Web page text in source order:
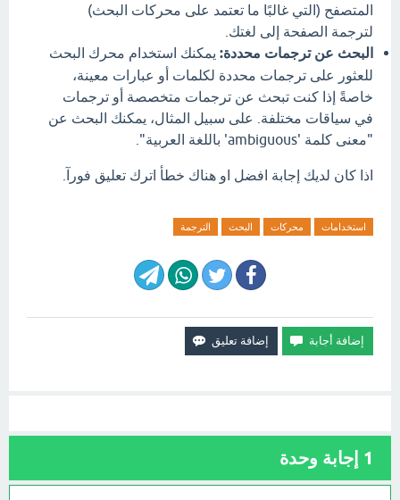
المتصفح (التي غالبًا ما تعتمد على محركات البحث)
لترجمة الصفحة إلى لغتك.
البحث عن ترجمات محددة: يمكنك استخدام محرك البحث
للعثور على ترجمات محددة لكلمات أو عبارات معينة،
خاصةً إذا كنت تبحث عن ترجمات متخصصة أو ترجمات
في سياقات مختلفة. على سبيل المثال، يمكنك البحث عن
"معنى كلمة 'ambiguous' باللغة العربية".
اذا كان لديك إجابة افضل او هناك خطأ اترك تعليق فورآ.
استخدامات محركات البحث الترجمة
1 إجابة وحدة